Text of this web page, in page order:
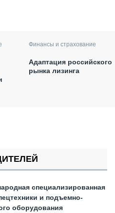
Финансы и страхование
Адаптация российского
рынка лизинга
специализированная
и подъемно-
оборудования